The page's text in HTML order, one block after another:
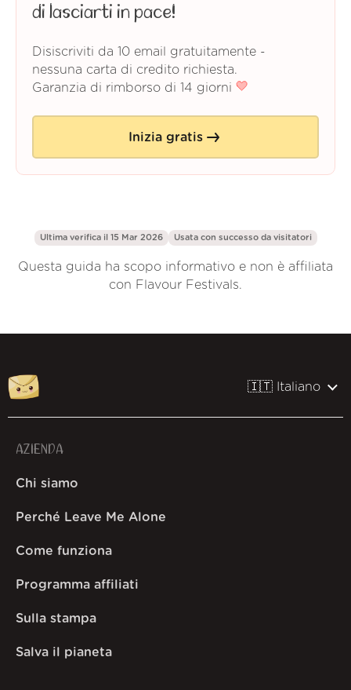
di lasciarti in pace!
Disiscriviti da 10 email gratuitamente -
nessuna carta di credito richiesta.
Garanzia di rimborso di 14 giorni
Inizia gratis
Ultima verifica il 15 Mar 2026 Usata con successo da visitatori
Questa guida ha scopo informativo e non è affiliata
con Flavour Festivals.
🇮🇹 Italiano
AZIENDA
Chi siamo
Perché Leave Me Alone
Come funziona
Programma affiliati
Sulla stampa
Salva il pianeta